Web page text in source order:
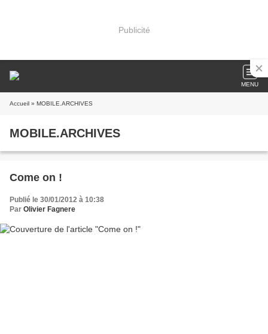
Publicité
MENU
Accueil » MOBILE.ARCHIVES
MOBILE.ARCHIVES
Come on !
Publié le 30/01/2012 à 10:38
Par Olivier Fagnere